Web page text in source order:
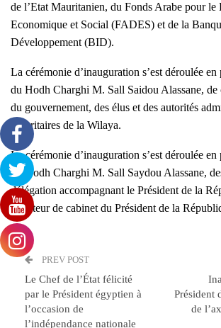
de l’Etat Mauritanien, du Fonds Arabe pour le
Economique et Social (FADES) et de la
Développement (BID).
La cérémonie d’inauguration s’est déroulée
du Hodh Charghi M. Sall Saidou Alassane, de
du gouvernement, des élus et des autorités
sécuritaires de la Wilaya.
La cérémonie d’inauguration s’est déroulée en
du Hodh Charghi M. Sall Saydou Alassane,
délégation accompagnant le Président de la
directeur de cabinet du Président de la
PREV POST
Le Chef de l’État félicité
par le Président égyptien à
l’occasion de
l’indépendance nationale
Président
de